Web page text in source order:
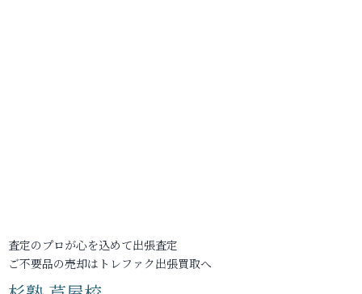
査定のプロが心を込めて出張査定
ご不要品の売却はトレファク出張買取へ